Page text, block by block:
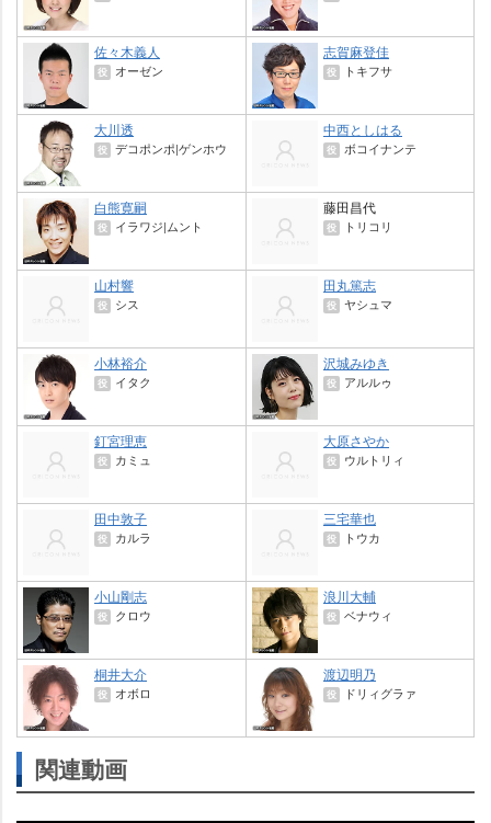
佐々木義人
役 オーゼン
志賀麻登佳
役 トキフサ
大川透
役 デコポンポ|ゲンホウ
中西としはる
役 ボコイナンテ
白熊寛嗣
役 イラワジ|ムント
藤田昌代
役 トリコリ
山村響
役 シス
田丸篤志
役 ヤシュマ
小林裕介
役 イタク
沢城みゆき
役 アルルゥ
釘宮理恵
役 カミュ
大原さやか
役 ウルトリィ
田中敦子
役 カルラ
三宅華也
役 トウカ
小山剛志
役 クロウ
浪川大輔
役 ベナウィ
桐井大介
役 オボロ
渡辺明乃
役 ドリィグラァ
関連動画